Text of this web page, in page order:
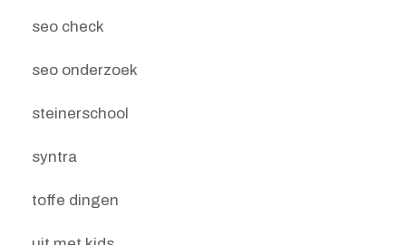
seo check
seo onderzoek
steinerschool
syntra
toffe dingen